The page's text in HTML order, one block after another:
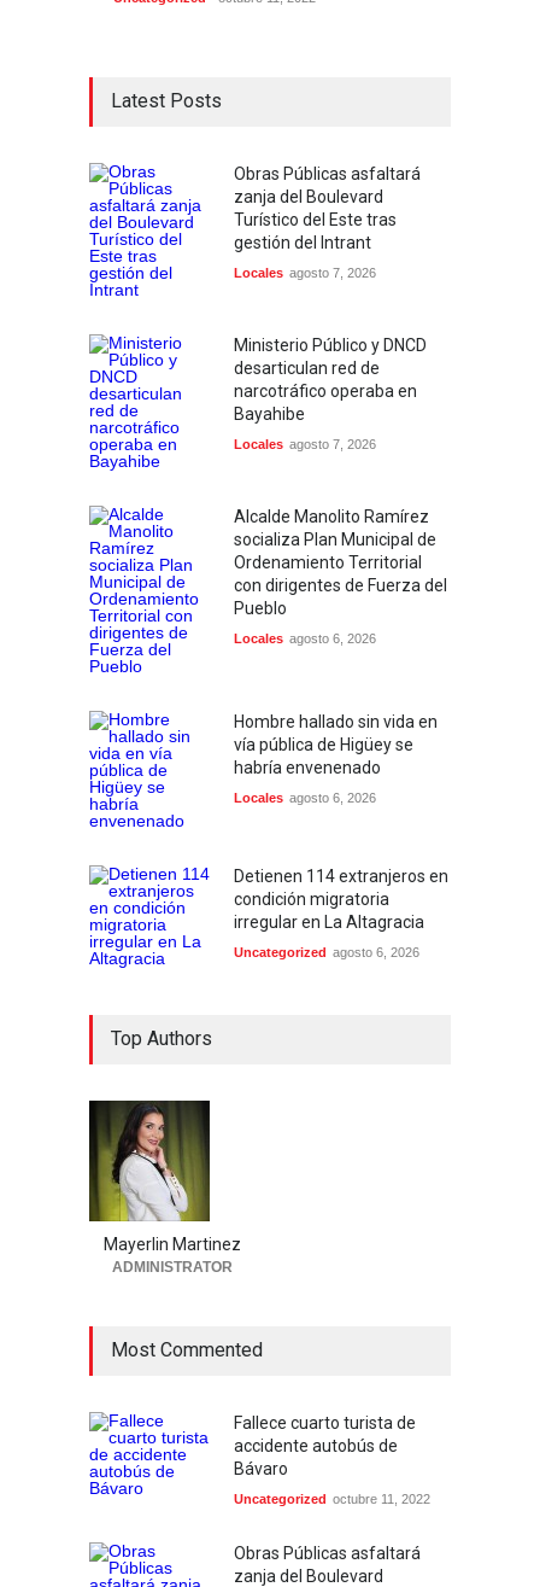
Latest Posts
Obras Públicas asfaltará
zanja del Boulevard
Turístico del Este tras
gestión del Intrant
Locales agosto 7, 2026
Ministerio Público y DNCD
desarticulan red de
narcotráfico operaba en
Bayahibe
Locales agosto 7, 2026
Alcalde Manolito Ramírez
socializa Plan Municipal de
Ordenamiento Territorial
con dirigentes de Fuerza del
Pueblo
Locales agosto 6, 2026
Hombre hallado sin vida en
vía pública de Higüey se
habría envenenado
Locales agosto 6, 2026
Detienen 114 extranjeros en
condición migratoria
irregular en La Altagracia
Uncategorized agosto 6, 2026
Top Authors
Mayerlin Martinez
ADMINISTRATOR
Most Commented
Fallece cuarto turista de
accidente autobús de
Bávaro
Uncategorized octubre 11, 2022
Obras Públicas asfaltará
zanja del Boulevard